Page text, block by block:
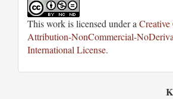
This work is licensed under a
Attribution-NonCommercial-
International License.